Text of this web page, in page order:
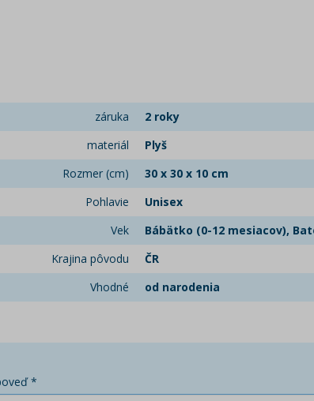
záruka
2 roky
materiál
Plyš
Rozmer (cm)
30 x 30 x 10 cm
Pohlavie
Unisex
Vek
Bábätko (0-12 mesiacov),
Krajina pôvodu
ČR
Vhodné
od narodenia
*